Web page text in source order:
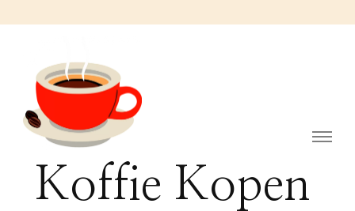
Koffie Kopen